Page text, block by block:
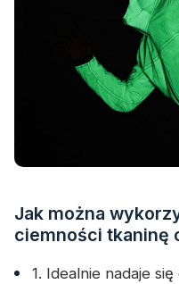
Jak można
ciemności tkaninę
1. Idealnie nadaje